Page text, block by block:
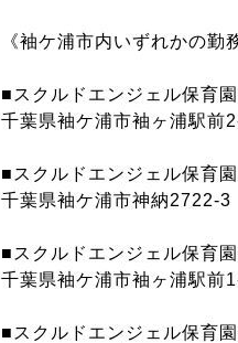
《袖ケ浦市内いずれかの勤
■スクルドエンジェル保育
千葉県袖ケ浦市袖ヶ浦駅前
■スクルドエンジェル保育
千葉県袖ケ浦市神納2722-3
■スクルドエンジェル保育
千葉県袖ケ浦市袖ヶ浦駅前
■スクルドエンジェル保育